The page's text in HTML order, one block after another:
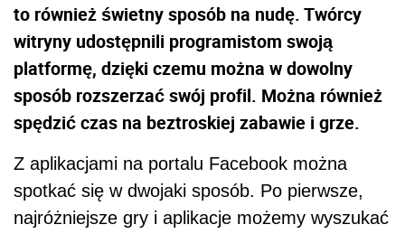
to również świetny sposób na nudę. Twórcy
witryny udostępnili programistom swoją
platformę, dzięki czemu można w dowolny
sposób rozszerzać swój profil. Można również
spędzić czas na beztroskiej zabawie i grze.
Z aplikacjami na portalu Facebook można
spotkać się w dwojaki sposób. Po pierwsze,
najróżniejsze gry i aplikacje możemy wyszukać